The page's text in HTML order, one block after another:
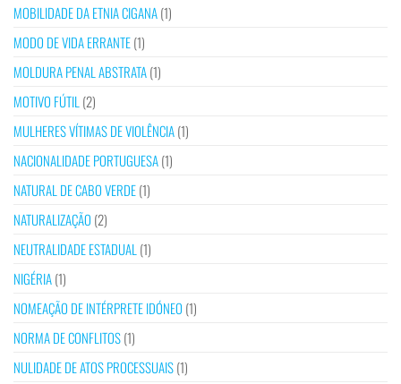
MOBILIDADE DA ETNIA CIGANA(1)
MODO DE VIDA ERRANTE(1)
MOLDURA PENAL ABSTRATA(1)
MOTIVO FÚTIL (2)
MULHERES VÍTIMAS DE VIOLÊNCIA(1)
NACIONALIDADE PORTUGUESA(1)
NATURAL DE CABO VERDE(1)
NATURALIZAÇÃO (2)
NEUTRALIDADE ESTADUAL (1)
NIGÉRIA(1)
NOMEAÇÃO DE INTÉRPRETE IDÓNEO (1)
NORMA DE CONFLITOS(1)
NULIDADE DE ATOS PROCESSUAIS(1)